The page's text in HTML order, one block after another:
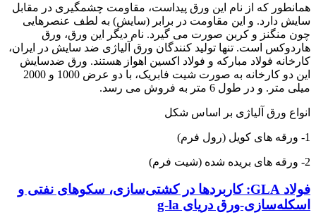
همانطور که از نام این ورق پیداست، مقاومت چشمگیری در مقابل
سایش دارد. و این مقاومت در برابر (سایش) به لطف عنصرهایی
چون منگنز و کربن صورت می گیرد. نام دیگر این ورق، ورق
هاردوکس است. تنها تولید کنندگان ورق آلیاژی ضد سایش در ایران،
کارخانه فولاد مبارکه و فولاد اکسین اهواز هستند. ورق ضدسایش
این دو کارخانه به صورت شیت فابریک، با دو عرض 1000 و 2000
میلی متر. و در طول 6 متر به فروش می رسد.
انواع ورق آلیاژی بر اساس شکل
1- ورقه های کویل (رول فرم)
2- ورقه های بریده شده (شیت فرم)
فولاد GLA: کاربردها در کشتی‌سازی، سکوهای نفتی و
اسکله‌سازی-ورق دریای g-la